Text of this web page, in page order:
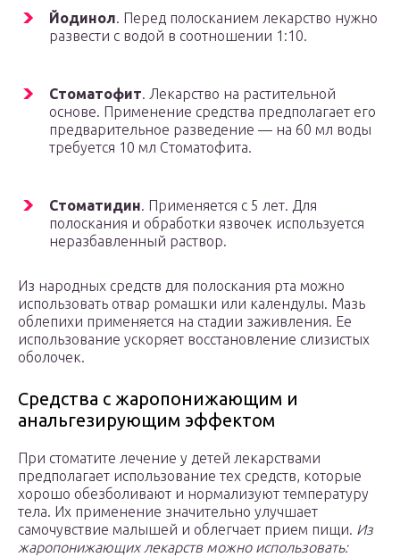
Йодинол. Перед полосканием лекарство нужно
развести с водой в соотношении 1:10.
Стоматофит. Лекарство на растительной
основе. Применение средства предполагает его
предварительное разведение — на 60 мл воды
требуется 10 мл Стоматофита.
Стоматидин. Применяется с 5 лет. Для
полоскания и обработки язвочек используется
неразбавленный раствор.
Из народных средств для полоскания рта можно
использовать отвар ромашки или календулы. Мазь
облепихи применяется на стадии заживления. Ее
использование ускоряет восстановление слизистых
оболочек.
Средства с жаропонижающим и
анальгезирующим эффектом
При стоматите лечение у детей лекарствами
предполагает использование тех средств, которые
хорошо обезболивают и нормализуют температуру
тела. Их применение значительно улучшает
самочувствие малышей и облегчает прием пищи. Из
жаропонижающих лекарств можно использовать: